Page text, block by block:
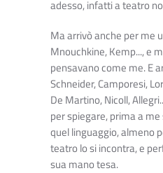
adesso, infatti a teatro
Ma arrivò anche per me
Mnouchkine, Kemp..., e
pensavano come me. E
Schneider, Camporesi,
De Martino, Nicoll,
per spiegare, prima a
quel linguaggio, almeno
teatro lo si incontra, e
sua mano tesa.